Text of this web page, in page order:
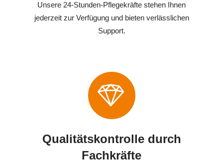
Unsere 24-Stunden-Pflegekräfte stehen Ihnen
jederzeit zur Verfügung und bieten verlässlichen
Support.
Qualitätskontrolle durch
Fachkräfte